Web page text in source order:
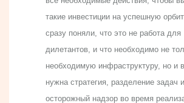
такие инвестиции на успешную
сразу поняли, что это не работа для
дилетантов, и что необходимо не
необходимую инфраструктуру, но и
нужна стратегия, разделение задач и
осторожный надзор во время